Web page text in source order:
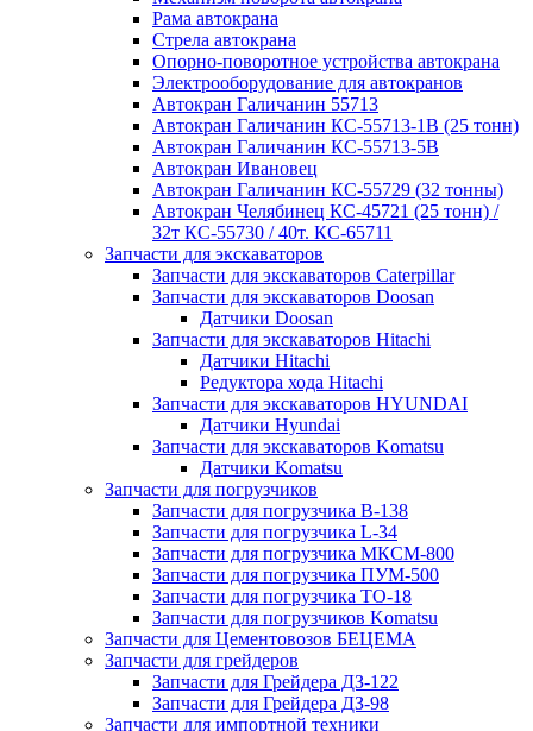
Рама автокрана
Стрела автокрана
Опорно-поворотное устройства автокрана
Электрооборудование для автокранов
Автокран Галичанин 55713
Автокран Галичанин КС-55713-1В (25 тонн)
Автокран Галичанин КС-55713-5В
Автокран Ивановец
Автокран Галичанин КС-55729 (32 тонны)
Автокран Челябинец КС-45721 (25 тонн) /
32т КС-55730 / 40т. КС-65711
Запчасти для экскаваторов
Запчасти для экскаваторов Caterpillar
Запчасти для экскаваторов Doosan
Датчики Doosan
Запчасти для экскаваторов Hitachi
Датчики Hitachi
Редуктора хода Hitachi
Запчасти для экскаваторов HYUNDAI
Датчики Hyundai
Запчасти для экскаваторов Komatsu
Датчики Komatsu
Запчасти для погрузчиков
Запчасти для погрузчика B-138
Запчасти для погрузчика L-34
Запчасти для погрузчика МКСМ-800
Запчасти для погрузчика ПУМ-500
Запчасти для погрузчика ТО-18
Запчасти для погрузчиков Komatsu
Запчасти для Цементовозов БЕЦЕМА
Запчасти для грейдеров
Запчасти для Грейдера ДЗ-122
Запчасти для Грейдера ДЗ-98
Запчасти для импортной техники